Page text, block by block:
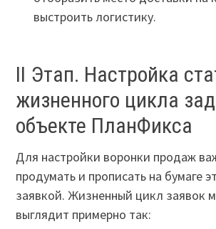
выстроить логистику.
II Этап. Настройка
жизненного цикла
объекте ПланФикса
Для настройки воронки продаж
продумать и прописать на бумаге
заявкой. Жизненный цикл заявок
выглядит примерно так: